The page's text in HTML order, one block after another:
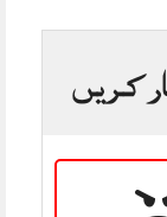
کریں